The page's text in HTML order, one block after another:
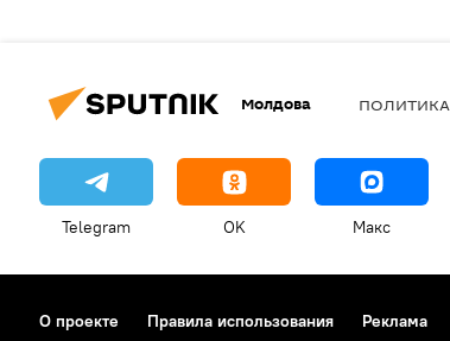
Молдова ПОЛИТИКА
Telegram OK Макс
О проекте Правила использования Реклама